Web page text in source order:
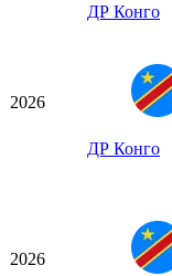
ДР Конго
2026
ДР Конго
2026